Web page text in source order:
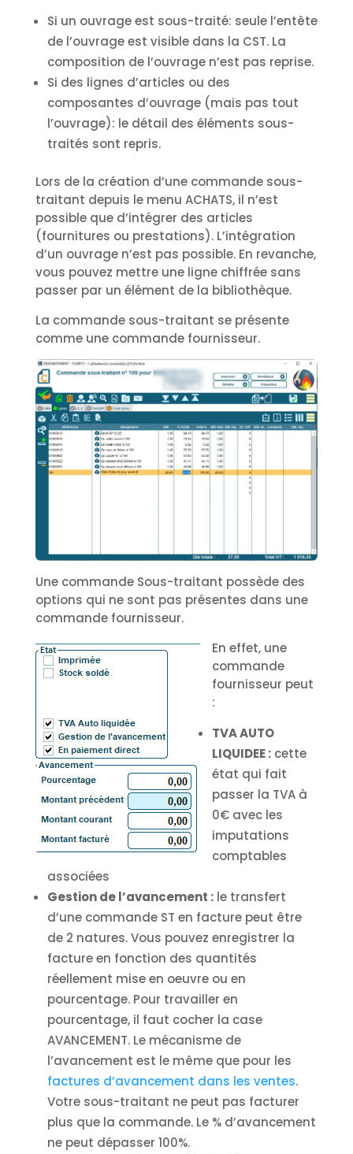
Si un ouvrage est sous-traité: seule l’entête
de l’ouvrage est visible dans la CST. La
composition de l’ouvrage n’est pas reprise.
Si des lignes d’articles ou des
composantes d’ouvrage (mais pas tout
l’ouvrage): le détail des éléments sous-
traités sont repris.
Lors de la création d’une commande sous-
traitant depuis le menu ACHATS, il n’est
possible que d’intégrer des articles
(fournitures ou prestations). L’intégration
d’un ouvrage n’est pas possible. En revanche,
vous pouvez mettre une ligne chiffrée sans
passer par un élément de la bibliothèque.
La commande sous-traitant se présente
comme une commande fournisseur.
Une commande Sous-traitant possède des
options qui ne sont pas présentes dans une
commande fournisseur.
En effet, une
commande
fournisseur peut
:
TVA AUTO
LIQUIDEE :cette
état qui fait
passer la TVA à
0€ avec les
imputations
comptables
associées
Gestion de l’avancement :le transfert
d’une commande ST en facture peut être
de 2 natures. Vous pouvez enregistrer la
facture en fonction des quantités
réellement mise en oeuvre ou en
pourcentage. Pour travailler en
pourcentage, il faut cocher la case
AVANCEMENT. Le mécanisme de
l’avancement est le même que pour les
factures d’avancement dans les ventes.
Votre sous-traitant ne peut pas facturer
plus que la commande. Le % d’avancement
ne peut dépasser 100%.